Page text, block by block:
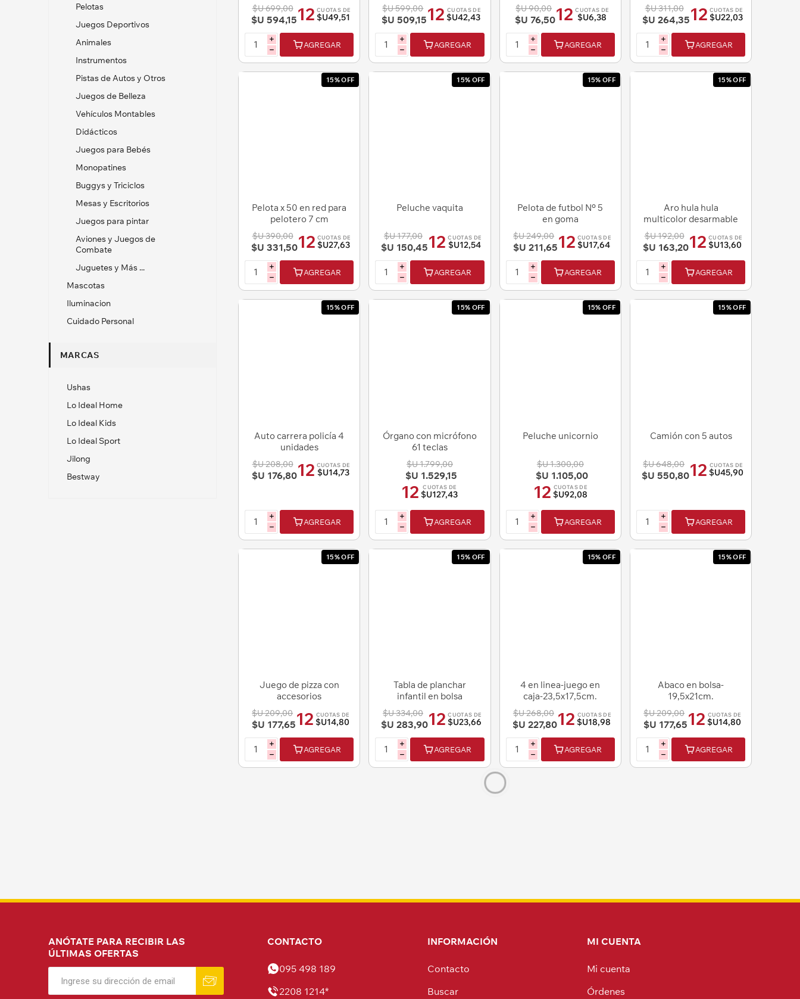
$U 699,00
$U 594,1512 CUOTAS DE
$U49,51
i
h
AGREGAR
$U 599,00
$U 509,1512 CUOTAS DE
$U42,43
i
h
AGREGAR
$U 90,00
$U 76,5012 CUOTAS DE
$U6,38
i
h
AGREGAR
$U 311,00
$U 264,3512 CUOTAS DE
$U22,03
i
h
AGREGAR
15% OFF
Pelota x 50 en red para
pelotero 7 cm
$U 390,00
$U 331,5012 CUOTAS DE
$U27,63
i
h
AGREGAR
15% OFF
Peluche vaquita
$U 177,00
$U 150,4512 CUOTAS DE
$U12,54
i
h
AGREGAR
15% OFF
Pelota de futbol Nº 5
en goma
$U 249,00
$U 211,6512 CUOTAS DE
$U17,64
i
h
AGREGAR
15% OFF
Aro hula hula
multicolor desarmable
$U 192,00
$U 163,2012 CUOTAS DE
$U13,60
i
h
AGREGAR
15% OFF
Auto carrera policía 4
unidades
$U 208,00
$U 176,8012 CUOTAS DE
$U14,73
i
h
AGREGAR
15% OFF
Órgano con micrófono
61 teclas
$U 1.799,00
$U 1.529,15
12 CUOTAS DE
$U127,43
i
h
AGREGAR
15% OFF
Peluche unicornio
$U 1.300,00
$U 1.105,00
12 CUOTAS DE
$U92,08
i
h
AGREGAR
15% OFF
Camión con 5 autos
$U 648,00
$U 550,8012 CUOTAS DE
$U45,90
i
h
AGREGAR
15% OFF
Juego de pizza con
accesorios
$U 209,00
$U 177,6512 CUOTAS DE
$U14,80
i
h
AGREGAR
15% OFF
Tabla de planchar
infantil en bolsa
$U 334,00
$U 283,9012 CUOTAS DE
$U23,66
i
h
AGREGAR
15% OFF
4 en linea-juego en
caja-23,5x17,5cm.
$U 268,00
$U 227,8012 CUOTAS DE
$U18,98
i
h
AGREGAR
15% OFF
Abaco en bolsa-
19,5x21cm.
$U 209,00
$U 177,6512 CUOTAS DE
$U14,80
i
h
AGREGAR
$U 399,00 12 CUOTAS DE
15% OFF
12 CUOTAS DE CUOTAS DE
Pelotas
Juegos Deportivos
Animales
Instrumentos
Pistas de Autos y Otros
Juegos de Belleza
Vehículos Montables
Didácticos
Juegos para Bebés
Monopatines
Buggys y Triciclos
Mesas y Escritorios
Juegos para pintar
Aviones y Juegos de
Combate
Juguetes y Más ...
Mascotas
Iluminacion
Cuidado Personal
MARCAS
Ushas
Lo Ideal Home
Lo Ideal Kids
Lo Ideal Sport
Jilong
Bestway